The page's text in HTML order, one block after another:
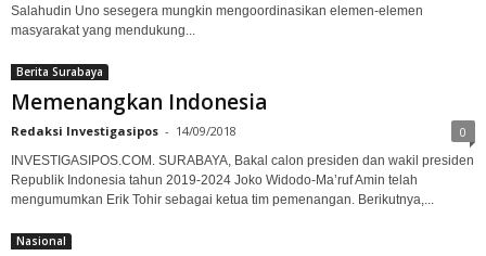
Salahudin Uno sesegera mungkin mengoordinasikan elemen-elemen
masyarakat yang mendukung...
Berita Surabaya
Memenangkan Indonesia
Redaksi Investigasipos - 14/09/2018 0
INVESTIGASIPOS.COM. SURABAYA, Bakal calon presiden dan wakil presiden
Republik Indonesia tahun 2019-2024 Joko Widodo-Ma’ruf Amin telah
mengumumkan Erik Tohir sebagai ketua tim pemenangan. Berikutnya,...
Nasional